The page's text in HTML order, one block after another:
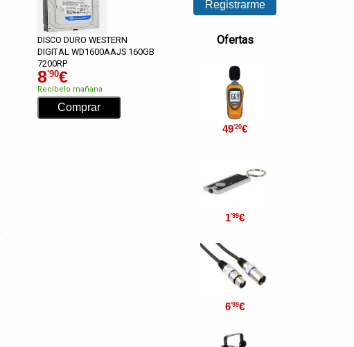
DISCO DURO WESTERN
DIGITAL WD1600AAJS 160GB
7200RP
8'90€
Recíbelo mañana
Ofertas
49'20€
1'99€
6'99€